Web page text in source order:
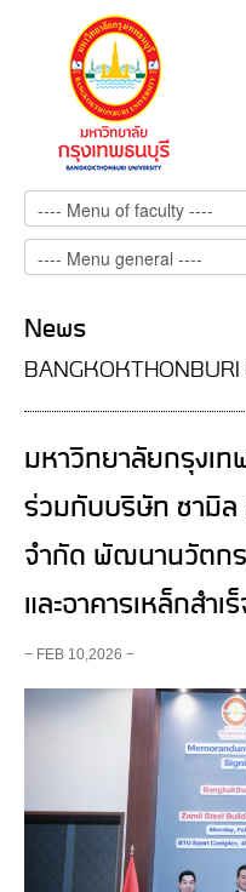
News
มหาวิทยาลัยกรุงเ
ร่วมกับบริษัท ซามิล
จำกัด พัฒนานวัตกร
และอาคารเหล็กสำเ
− FEB 10,2026 −